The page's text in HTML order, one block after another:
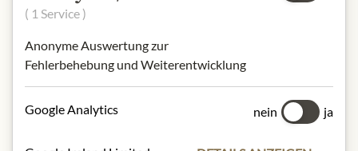
Artikel vorbehaltlich Änderungen.
* Wir bitten um Verständnis, dass das
Produktdesign von der Abbildung
abweichen kann.
( 1 Service )
Anonyme Auswertung zur
Fehlerbehebung und Weiterentwicklung
Google Analytics nein ja